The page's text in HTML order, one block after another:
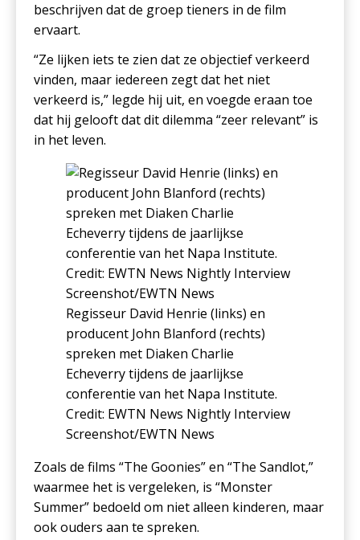
beschrijven dat de groep tieners in de film
ervaart.
“Ze lijken iets te zien dat ze objectief verkeerd
vinden, maar iedereen zegt dat het niet
verkeerd is,” legde hij uit, en voegde eraan toe
dat hij gelooft dat dit dilemma “zeer relevant” is
in het leven.
Regisseur David Henrie (links) en
producent John Blanford (rechts)
spreken met Diaken Charlie
Echeverry tijdens de jaarlijkse
conferentie van het Napa Institute.
Credit: EWTN News Nightly Interview
Screenshot/EWTN News
Zoals de films “The Goonies” en “The Sandlot,”
waarmee het is vergeleken, is “Monster
Summer” bedoeld om niet alleen kinderen, maar
ook ouders aan te spreken.